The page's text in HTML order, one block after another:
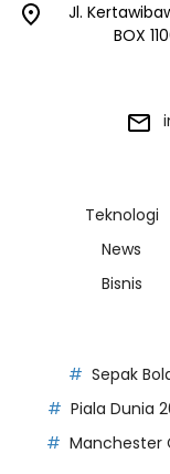
Jl.
BOX
Teknologi
News
Bisnis
Sepak
Piala Dunia
Manchester